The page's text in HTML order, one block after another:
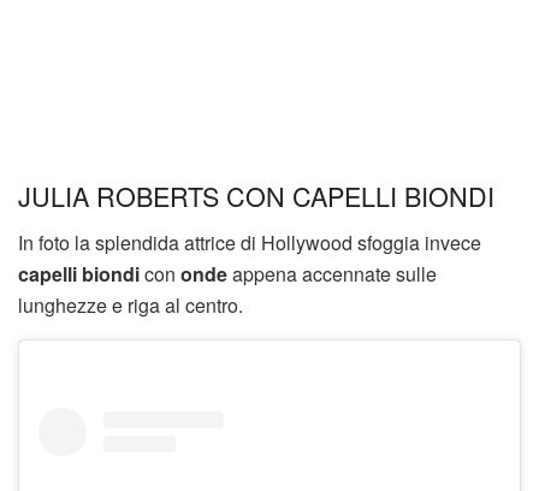
JULIA ROBERTS CON CAPELLI BIONDI
In foto la splendida attrice di Hollywood sfoggia invece
capelli biondicon ondeappena accennate sulle
lunghezze e riga al centro.